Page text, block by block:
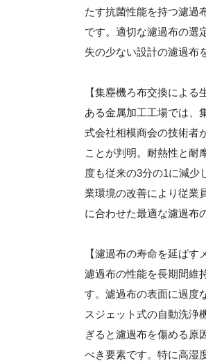
たす抗菌性能を持つ濾過
です。適切な濾過布の選
失の少ない設計の濾過布
【集塵機ろ布交換による
ある金属加工工場では、
式会社相模商会の技術者
ことが判明。耐熱性と耐
度も従来の3分の1に減少
業環境の改善により従業
に合わせた最適な濾過布
【濾過布の寿命を延ばす
濾過布の性能を長期間維
す。濾過布の表面に過度
スジェット式の自動洗浄
ぎると濾過布を傷める原
べき要素です。特に高湿